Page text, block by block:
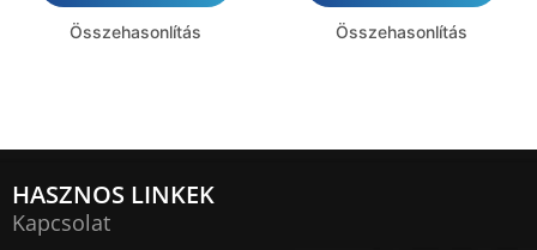
Összehasonlítás Összehasonlítás
HASZNOS LINKEK
Kapcsolat